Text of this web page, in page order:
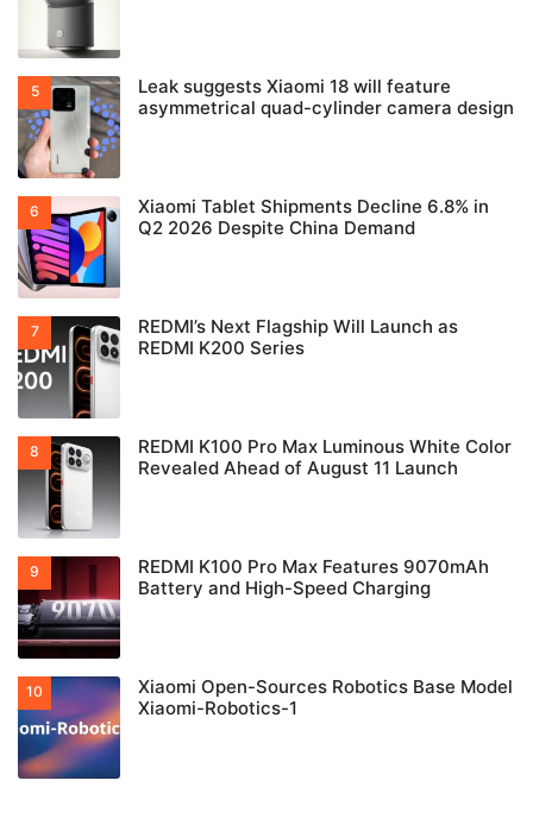
Leak suggests Xiaomi 18 will feature
asymmetrical quad-cylinder camera design
Xiaomi Tablet Shipments Decline 6.8% in
Q2 2026 Despite China Demand
REDMI’s Next Flagship Will Launch as
REDMI K200 Series
REDMI K100 Pro Max Luminous White Color
Revealed Ahead of August 11 Launch
REDMI K100 Pro Max Features 9070mAh
Battery and High-Speed Charging
Xiaomi Open-Sources Robotics Base Model
Xiaomi-Robotics-1